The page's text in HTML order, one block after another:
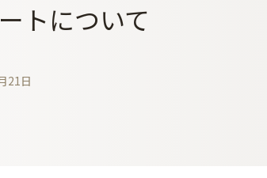
トについて
21日